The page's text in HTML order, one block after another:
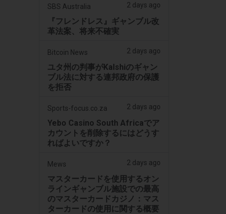
SBS Australia 2 days ago
『フレンドレス』ギャンブル改
革法案、将来不確実
Bitcoin News 2 days ago
ユタ州の判事がKalshiのギャン
ブル法に対する連邦政府の保護
を拒否
Sports-focus.co.za 2 days ago
Yebo Casino South Africaでア
カウントを削除するにはどうす
ればよいですか？
Mews 2 days ago
マスターカードを使用するオン
ラインギャンブル施設での最高
のマスターカードカジノ：マス
ターカードの使用に関する概要